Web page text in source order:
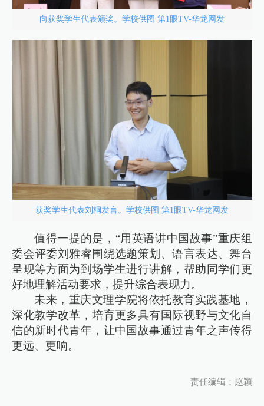
向获奖学生代表颁奖。学校供图 第1眼TV-华龙网发
获奖学生代表刘桐发言。学校供图 第1眼TV-华龙网发
值得一提的是，“用英语讲中国故事”重庆组
委会评委刘雅睿围绕选题策划、语言表达、舞台
呈现等方面为到场学生进行讲解，帮助同学们更
好地理解活动要求，提升综合表现力。
未来，重庆文理学院将依托教育实践基地，
深化教学改革，培育更多具有国际视野与文化自
信的新时代青年，让中国故事通过青年之声传得
更远、更响。
责任编辑：赵颖